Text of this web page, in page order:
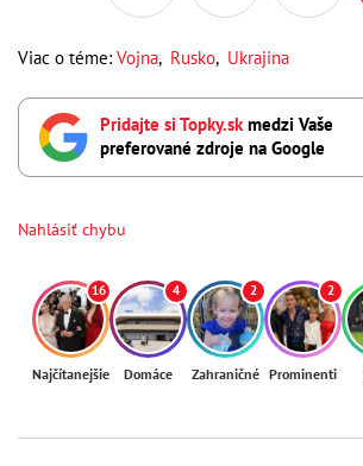
Viac o téme: Vojna, Rusko, Ukrajina
Pridajte si Topky.skmedzi Vaše
preferované zdroje na Google
Nahlásiť chybu
16
Najčítanejšie
4
Domáce
2
Zahraničné
2
Prominenti